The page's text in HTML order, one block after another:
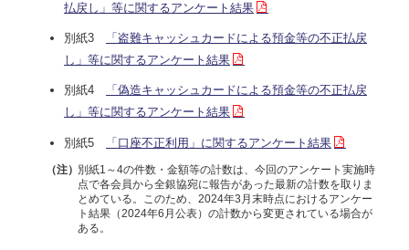
払戻し」等に関するアンケート結果
別紙3
「盗難キャッシュカードによる預金等の不正払戻
し」等に関するアンケート結果
別紙4
「偽造キャッシュカードによる預金等の不正払戻
し」等に関するアンケート結果
別紙5 「口座不正利用」に関するアンケート結果
（注） 別紙1～4の件数・金額等の計数は、今回のアンケート実施時
点で各会員から全銀協宛に報告があった最新の計数を取りま
とめている。このため、2024年3月末時点におけるアンケー
ト結果（2024年6月公表）の計数から変更されている場合が
ある。